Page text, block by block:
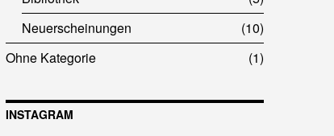
Neuerscheinungen
10
Ohne Kategorie
1
INSTAGRAM